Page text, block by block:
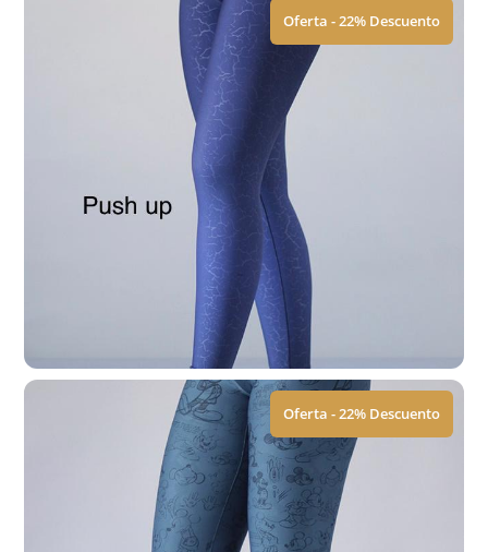
Leggings | Naio
579.00 449.00
Ver Tallas
Oferta - 22% Descuento
Oferta - 22% Descuento